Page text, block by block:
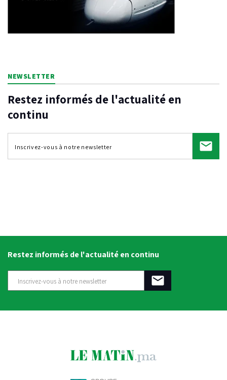
NEWSLETTER
Restez informés de l'actualité en
continu
Restez informés de l'actualité en continu